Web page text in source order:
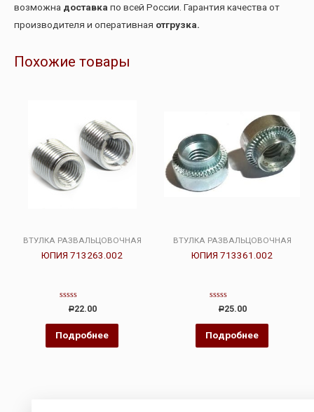
возможна доставка по всей России. Гарантия качества от
производителя и оперативная отгрузка.
Похожие товары
ВТУЛКА РАЗВАЛЬЦОВОЧНАЯ
ЮПИЯ 713263.002
Оценка
из
5
Р22.00
Подробнее
ВТУЛКА РАЗВАЛЬЦОВОЧНАЯ
ЮПИЯ 713361.002
Оценка
из
5
Р25.00
Подробнее